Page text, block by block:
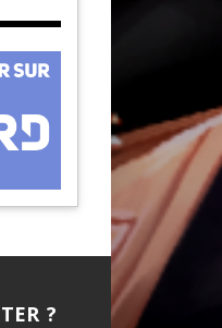
?